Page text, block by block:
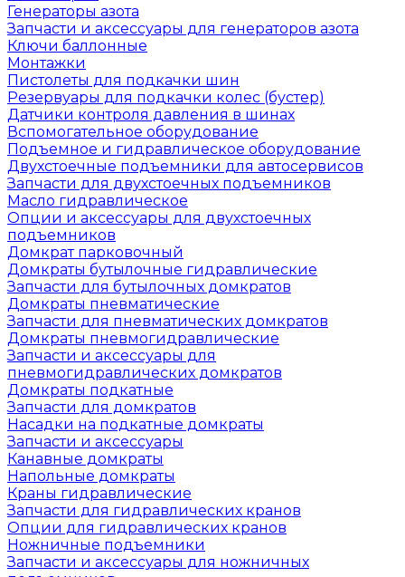
Генераторы азота
Запчасти и аксессуары для генераторов азота
Ключи баллонные
Монтажки
Пистолеты для подкачки шин
Резервуары для подкачки колес (бустер)
Датчики контроля давления в шинах
Вспомогательное оборудование
Подъемное и гидравлическое оборудование
Двухстоечные подъемники для автосервисов
Запчасти для двухстоечных подъемников
Масло гидравлическое
Опции и аксессуары для двухстоечных
подъемников
Домкрат парковочный
Домкраты бутылочные гидравлические
Запчасти для бутылочных домкратов
Домкраты пневматические
Запчасти для пневматических домкратов
Домкраты пневмогидравлические
Запчасти и аксессуары для
пневмогидравлических домкратов
Домкраты подкатные
Запчасти для домкратов
Насадки на подкатные домкраты
Запчасти и аксессуары
Канавные домкраты
Напольные домкраты
Краны гидравлические
Запчасти для гидравлических кранов
Опции для гидравлических кранов
Ножничные подъемники
Запчасти и аксессуары для ножничных